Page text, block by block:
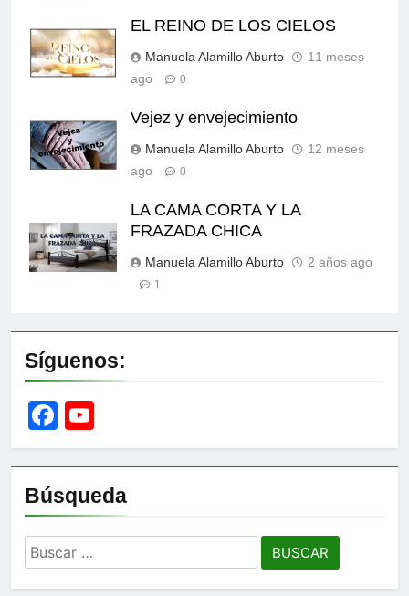
EL REINO DE LOS CIELOS
Manuela Alamillo Aburto
11 meses
ago
0
Vejez y envejecimiento
Manuela Alamillo Aburto
12 meses
ago
0
LA CAMA CORTA Y LA
FRAZADA CHICA
Manuela Alamillo Aburto 2 años ago
1
Síguenos:
Facebook
Channel
Búsqueda
Buscar: